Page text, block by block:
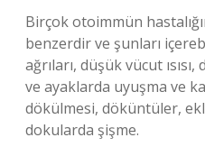
Birçok otoimmün
benzerdir ve şunları
ağrıları, düşük vücut ısısı,
ve ayaklarda uyuşma ve
dökülmesi, döküntüler,
dokularda şişme.